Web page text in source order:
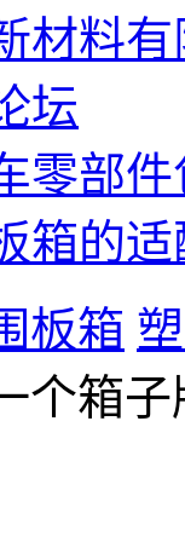
材料
坛
零部
箱的适
板箱
个箱子